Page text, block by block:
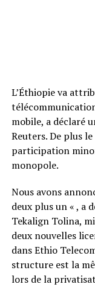
L’Éthiopie va
mobile, a déclaré
Reuters. De plus
participation
monopole.
Nous avons
deux plus un « , a
Tekalign Tolina,
deux nouvelles
dans Ethio
structure est la
lors de la